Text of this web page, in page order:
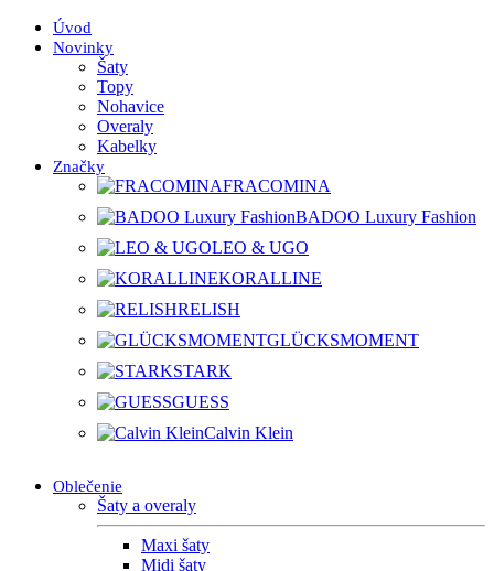
Úvod
Novinky
Šaty
Topy
Nohavice
Overaly
Kabelky
Značky
FRACOMINA
BADOO Luxury Fashion
LEO & UGO
KORALLINE
RELISH
GLÜCKSMOMENT
STARK
GUESS
Calvin Klein
Oblečenie
Šaty a overaly
Maxi šaty
Midi šaty